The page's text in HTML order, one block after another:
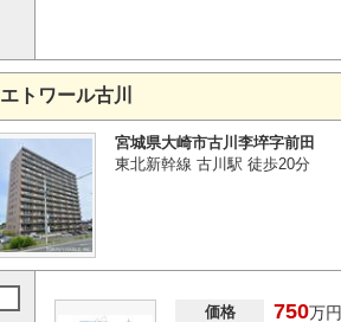
エトワール古川
宮城県大崎市古川李埣字前田
東北新幹線 古川駅 徒歩20分
価格 750万円